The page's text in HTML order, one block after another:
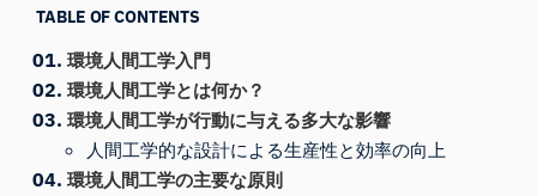
TABLE OF CONTENTS
環境人間工学入門
環境人間工学とは何か？
環境人間工学が行動に与える多大な影響
人間工学的な設計による生産性と効率の向上
環境人間工学の主要な原則